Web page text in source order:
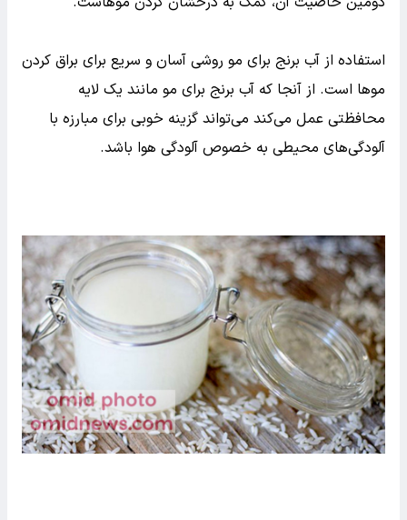
استفاده از آب برنج برای مو روشی آسان و سریع برای براق کردن
موها است. از آنجا که آب برنج برای مو مانند یک لایه
محافظتی عمل می‌کند می‌تواند گزینه خوبی برای مبارزه با
آلودگی‌های محیطی به خصوص آلودگی هوا باشد.